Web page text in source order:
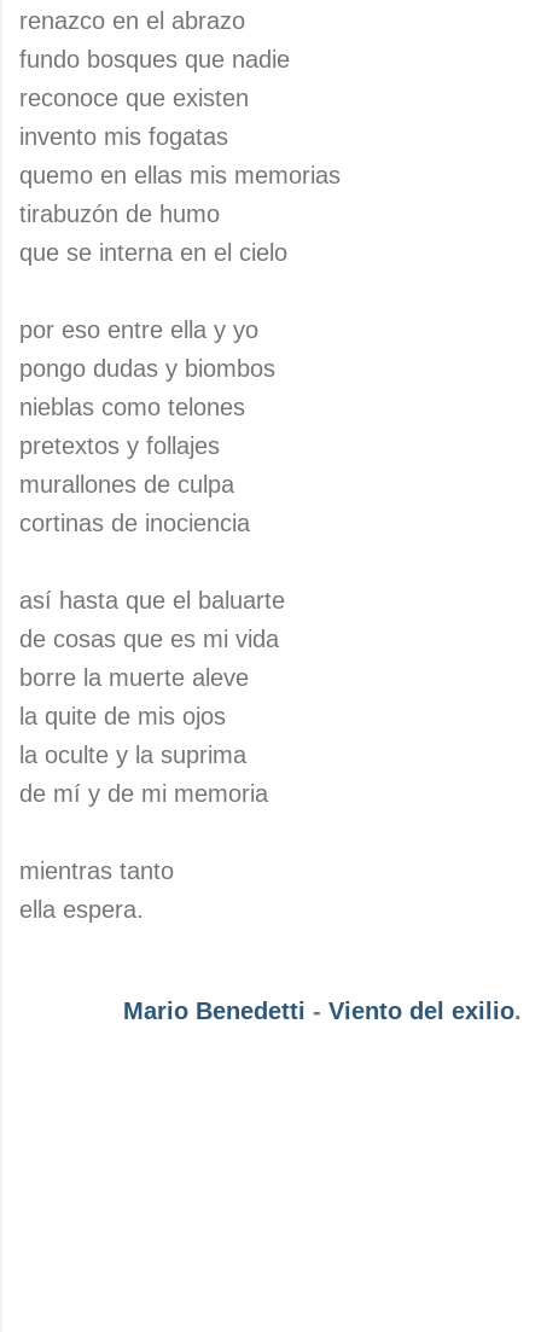
renazco en el abrazo
fundo bosques que nadie
reconoce que existen
invento mis fogatas
quemo en ellas mis memorias
tirabuzón de humo
que se interna en el cielo
por eso entre ella y yo
pongo dudas y biombos
nieblas como telones
pretextos y follajes
murallones de culpa
cortinas de inociencia
así hasta que el baluarte
de cosas que es mi vida
borre la muerte aleve
la quite de mis ojos
la oculte y la suprima
de mí y de mi memoria
mientras tanto
ella espera.
Mario Benedetti - Viento del exilio.